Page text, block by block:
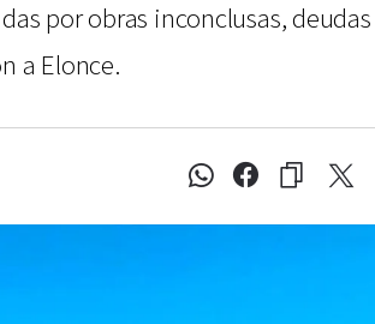
por obras inconclusas,
a Elonce.